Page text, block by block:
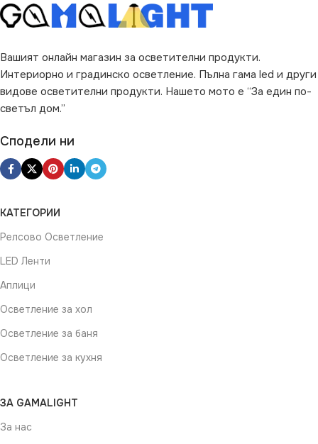
ПРЕДНАЗНАЧЕНИЕ
ВИД LED
Вашият онлайн магазин за осветителни продукти.
Интериорно и градинско осветление. Пълна гама led и други
видове осветителни продукти. Нашето мото е “За един по-
светъл дом.”
Сподели ни
КАТЕГОРИИ
Релсово Осветление
LED Ленти
Аплици
Осветление за хол
Осветление за баня
Осветление за кухня
ЗА GAMALIGHT
За нас